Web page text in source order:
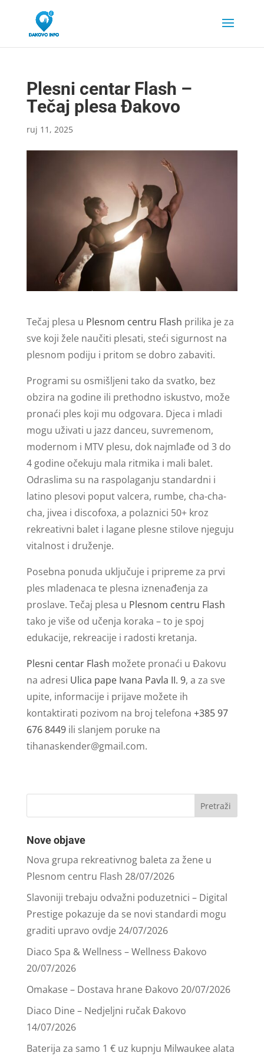
Plesni centar Flash –
Tečaj plesa Đakovo
ruj 11, 2025
Tečaj plesa u Plesnom centru Flash prilika je za
sve koji žele naučiti plesati, steći sigurnost na
plesnom podiju i pritom se dobro zabaviti.
Programi su osmišljeni tako da svatko, bez
obzira na godine ili prethodno iskustvo, može
pronaći ples koji mu odgovara. Djeca i mladi
mogu uživati u jazz danceu, suvremenom,
modernom i MTV plesu, dok najmlađe od 3 do
4 godine očekuju mala ritmika i mali balet.
Odraslima su na raspolaganju standardni i
latino plesovi poput valcera, rumbe, cha-cha-
cha, jivea i discofoxa, a polaznici 50+ kroz
rekreativni balet i lagane plesne stilove njeguju
vitalnost i druženje.
Posebna ponuda uključuje i pripreme za prvi
ples mladenaca te plesna iznenađenja za
proslave. Tečaj plesa u Plesnom centru Flash
tako je više od učenja koraka – to je spoj
edukacije, rekreacije i radosti kretanja.
Plesni centar Flash možete pronaći u Đakovu
na adresi Ulica pape Ivana Pavla II. 9, a za sve
upite, informacije i prijave možete ih
kontaktirati pozivom na broj telefona +385 97
676 8449ili slanjem poruke na
tihanaskender@gmail.com.
Nove objave
Nova grupa rekreativnog baleta za žene u
Plesnom centru Flash 28/07/2026
Slavoniji trebaju odvažni poduzetnici – Digital
Prestige pokazuje da se novi standardi mogu
graditi upravo ovdje24/07/2026
Diaco Spa & Wellness – Wellness Đakovo
20/07/2026
Omakase – Dostava hrane Đakovo 20/07/2026
Diaco Dine – Nedjeljni ručak Đakovo
14/07/2026
Baterija za samo 1 € uz kupnju Milwaukee alata